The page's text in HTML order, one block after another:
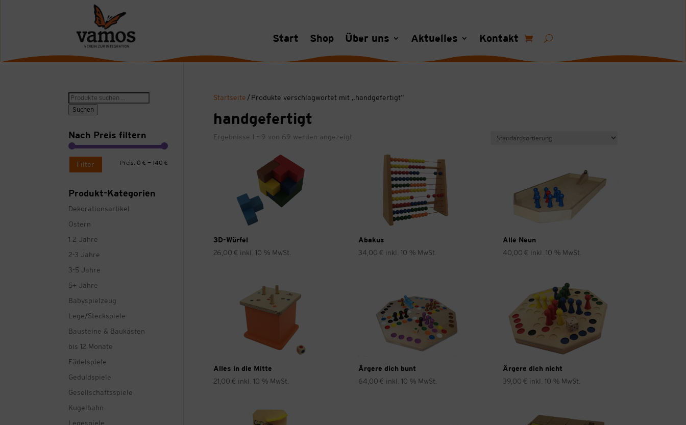
Start Shop Über uns Aktuelles Kontakt
Startseite / Produkte verschlagwortet mit „handgefertigt“
handgefertigt
Ergebnisse 1 – 9 von 69 werden angezeigt
3D-Würfel
26,00 € inkl. 10 % MwSt.
Abakus
34,00 € inkl. 10 % MwSt.
Alle Neun
40,00 € inkl. 10 % MwSt.
Alles in die Mitte
21,00 € inkl. 10 % MwSt.
Ärgere dich bunt
64,00 € inkl. 10 % MwSt.
Ärgere dich nicht
39,00 € inkl. 10 % MwSt.
Suche
nach:
Suchen
Nach Preis filtern
Min.
Max.
Filter Preis: 0 € — 140 €
Produkt-Kategorien
Dekorationsartikel
Ostern
1-2 Jahre
2-3 Jahre
3-5 Jahre
5+ Jahre
Babyspielzeug
Lege/Steckspiele
Bausteine & Baukästen
bis 12 Monate
Fädelspiele
Geduldspiele
Gesellschaftsspiele
Kugelbahn
Legespiele